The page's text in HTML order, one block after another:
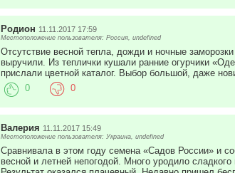
Родион 11.11.2017 17:59
Местоположение пользователя: Россия, undefined
Отсутствие весной тепла, дожди и ночные
выручили. Из теплички кушали ранние огурчики
прислали цветной каталог. Выбор большой, даже
0 0
Валерия 11.11.2017 15:49
Местоположение пользователя: Украина, undefined
Сравнивала в этом году семена «Садов России» и
весной и летней непогодой. Много уродило